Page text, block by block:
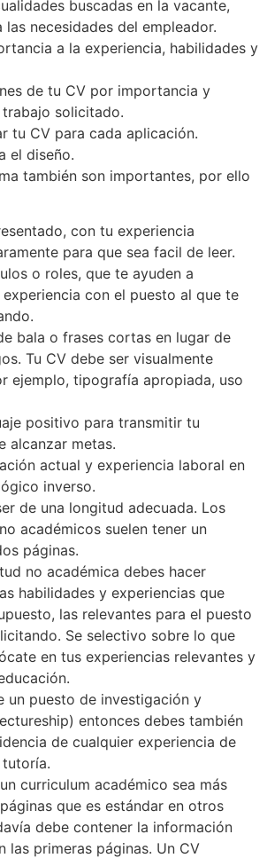
buscadas en la vacante,
las necesidades del empleador.
a la experiencia, habilidades y
de tu CV por importancia y
solicitado.
tu CV para cada aplicación.
el diseño.
también son importantes, por ello
con tu experiencia
para que sea facil de leer.
o roles, que te ayuden a
con el puesto al que te
bala o frases cortas en lugar de
Tu CV debe ser visualmente
ejemplo, tipografía apropiada, uso
positivo para transmitir tu
alcanzar metas.
actual y experiencia laboral en
inverso.
de una longitud adecuada. Los
académicos suelen tener un
páginas.
no académica debes hacer
habilidades y experiencias que
las relevantes para el puesto
Se selectivo sobre lo que
en tus experiencias relevantes y
un puesto de investigación y
entonces debes también
de cualquier experiencia de
tutoría.
curriculum académico sea más
que es estándar en otros
debe contener la información
las primeras páginas. Un CV